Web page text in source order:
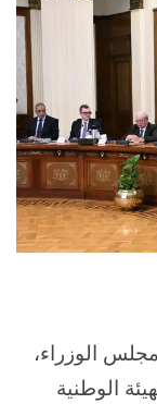
الوزراء،
الوطنية